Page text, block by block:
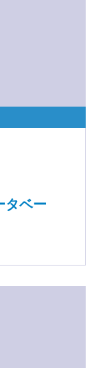
タベー